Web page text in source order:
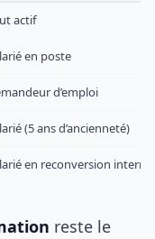
actif
en poste
d’emploi
(5 ans d’ancienneté)
en reconversion interne
reste le